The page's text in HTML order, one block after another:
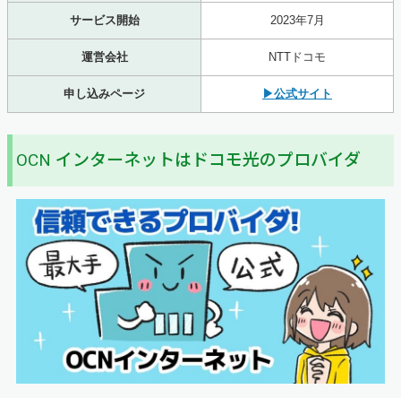
サービス開始 2023年7月
運営会社 NTTドコモ
申し込みページ ▶公式サイト
OCN インターネットはドコモ光のプロバイダ